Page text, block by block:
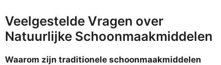
Veelgestelde Vragen over
Natuurlijke Schoonmaakmiddelen
Waarom zijn traditionele schoonmaakmiddelen